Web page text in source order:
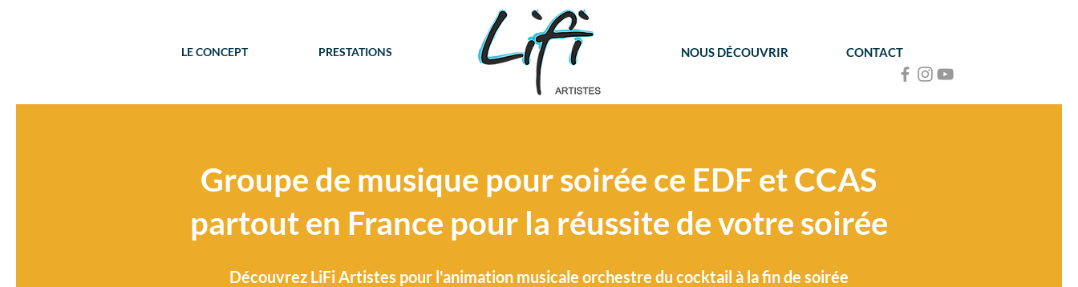
NOUS DÉCOUVRIR CONTACT
LE CONCEPT PRESTATIONS
Groupe de musique pour soirée ce EDF et CCAS
partout en France pour la réussite de votre soirée
Découvrez LiFi Artistes pour l'animation musicale orchestre du cocktail à la fin de soirée